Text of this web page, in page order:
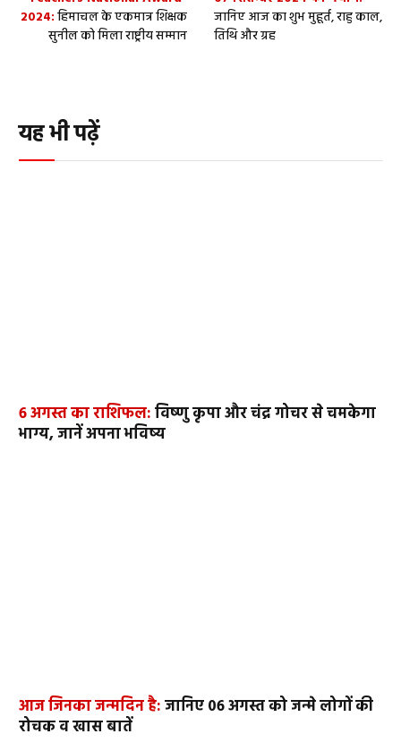
2024:हिमाचल के एकमात्र ​शिक्षक
सुनील को मिला राष्ट्रीय सम्मान
जानिए आज का शुभ मुहूर्त, राहु काल,
तिथि और ग्रह
यह भी पढ़ें
6 अगस्त का राशिफल:विष्णु कृपा और चंद्र गोचर से चमकेगा
भाग्य, जानें अपना भविष्य
आज जिनका जन्मदिन है:जानिए 06 अगस्त को जन्मे लोगों की
रोचक व खास बातें